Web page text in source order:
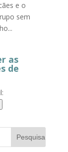
e o
sem
as
de